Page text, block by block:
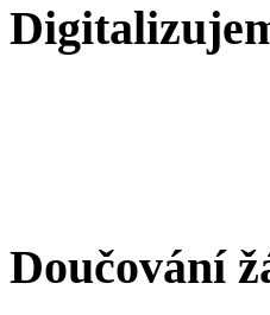
Doučování